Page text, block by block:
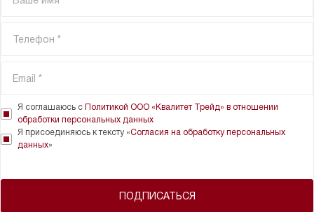
ПОДПИСАТЬСЯ
Я соглашаюсь с Политикой ООО «Квалитет Трейд» в отношении
обработки персональных данных
Я присоединяюсь к тексту «Согласия на обработку персональных
данных»